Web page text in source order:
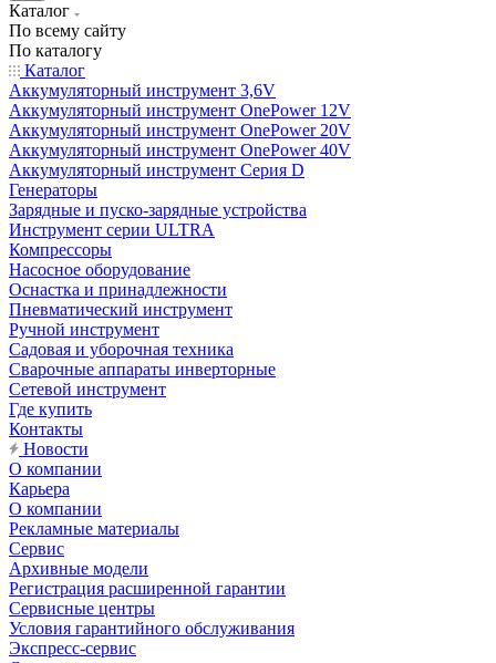
Каталог
По всему сайту
По каталогу
Каталог
Аккумуляторный инструмент 3,6V
Аккумуляторный инструмент OnePower 12V
Аккумуляторный инструмент OnePower 20V
Аккумуляторный инструмент OnePower 40V
Аккумуляторный инструмент Серия D
Генераторы
Зарядные и пуско-зарядные устройства
Инструмент серии ULTRA
Компрессоры
Насосное оборудование
Оснастка и принадлежности
Пневматический инструмент
Ручной инструмент
Садовая и уборочная техника
Сварочные аппараты инверторные
Сетевой инструмент
Где купить
Контакты
Новости
О компании
Карьера
О компании
Рекламные материалы
Сервис
Архивные модели
Регистрация расширенной гарантии
Сервисные центры
Условия гарантийного обслуживания
Экспресс-сервис